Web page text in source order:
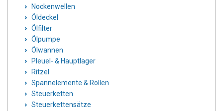
Nockenwellen
Öldeckel
Ölfilter
Ölpumpe
Ölwannen
Pleuel- & Hauptlager
Ritzel
Spannelemente & Rollen
Steuerketten
Steuerkettensätze